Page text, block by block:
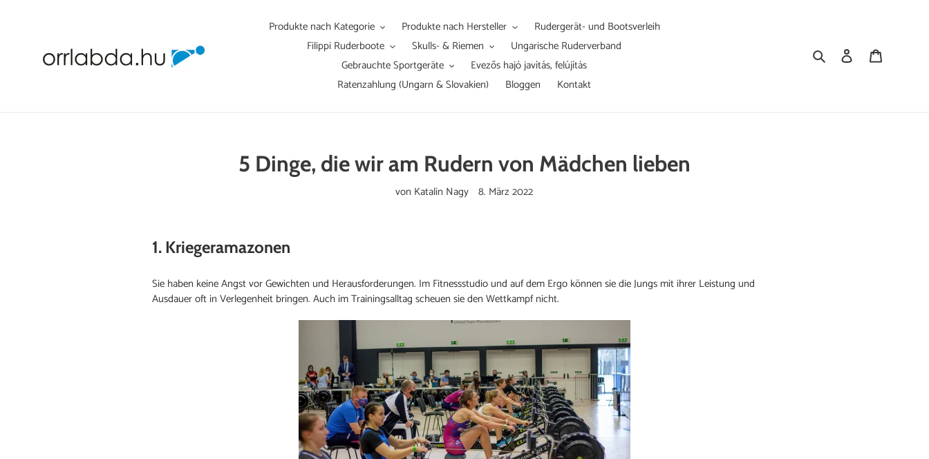
Produkte nach Kategorie Produkte nach Hersteller
Rudergerät- und Bootsverleih
Filippi Ruderboote
Skulls- & Riemen
Ungarische Ruderverband
Gebrauchte Sportgeräte
Evezős hajó javítás, felújítás
Ratenzahlung (Ungarn & Slovakien)
Bloggen Kontakt
Suchen Einloggen
5 Dinge, die wir am Rudern von Mädchen lieben
von Katalin Nagy 8. März 2022
1. Kriegeramazonen
Sie haben keine Angst vor Gewichten und Herausforderungen. Im Fitnessstudio und auf dem Ergo können sie die Jungs mit ihrer Leistung und
Ausdauer oft in Verlegenheit bringen. Auch im Trainingsalltag scheuen sie den Wettkampf nicht.